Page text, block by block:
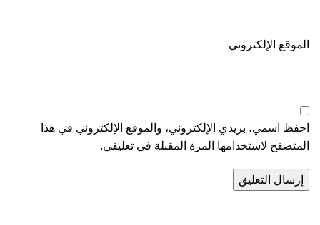
الموقع الإلكتروني
احفظ اسمي، بريدي الإلكتروني، والموقع الإلكتروني في هذا
المتصفح لاستخدامها المرة المقبلة في تعليقي.